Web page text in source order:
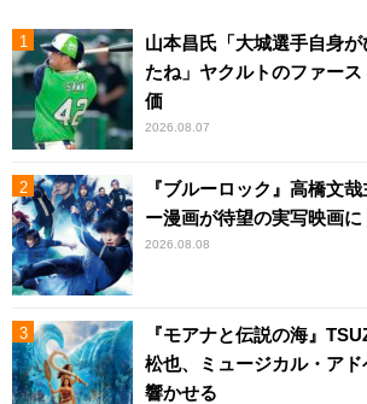
山本昌氏「大城選手自身
たね」ヤクルトのファー
価
2026.08.07
『ブルーロック』高橋文
ー漫画が待望の実写映画に
2026.08.08
『モアナと伝説の海』
松也、ミュージカル・ア
響かせる